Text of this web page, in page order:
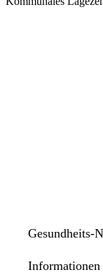
Gesundheits-